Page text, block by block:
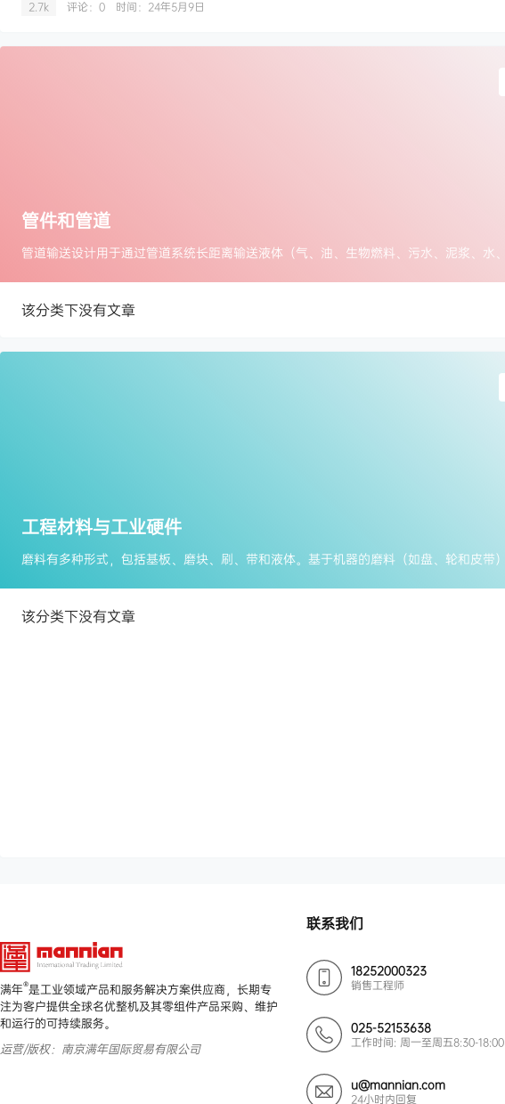
2.7k 评论：0 时间： 24年5月9日
管件和管道
该分类下没有文章
工程材料与工业硬件
该分类下没有文章
满年®是工业领域产品和服务解决方案供应商，长期专
注为客户提供全球名优整机及其零组件产品采购、维护
和运行的可持续服务。
运营/版权：南京满年国际贸易有限公司
联系我们
18252000323
销售工程师
025-52153638
工作时间: 周一至周五8:30-18:00
u@mannian.com
24小时内回复